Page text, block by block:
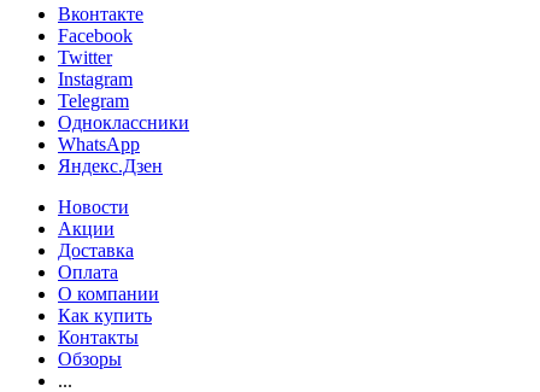
Вконтакте
Facebook
Twitter
Instagram
Telegram
Одноклассники
WhatsApp
Яндекс.Дзен
Новости
Акции
Доставка
Оплата
О компании
Как купить
Контакты
Обзоры
...